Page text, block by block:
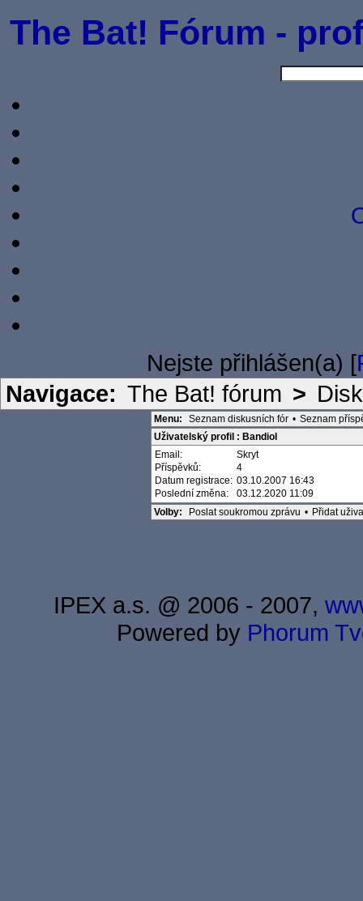
The Bat! Fórum -
Nejste přihlášen(a) [
Navigace: The Bat! fórum >
Menu: Seznam diskusních fór • Seznam
Uživatelský profil : Bandiol
Email:
Skryt
Příspěvků:
4
Datum registrace: 03.10.2007 16:43
Poslední změna:
03.12.2020 11:09
Volby:
Poslat soukromou zprávu • Přidat
IPEX a.s. @ 2006 - 2007,
Powered by Phorum